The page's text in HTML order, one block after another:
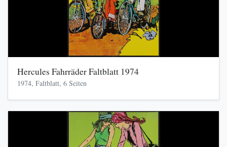
Hercules Fahrräder Faltblatt 1974
1974, Faltblatt, 6 Seiten